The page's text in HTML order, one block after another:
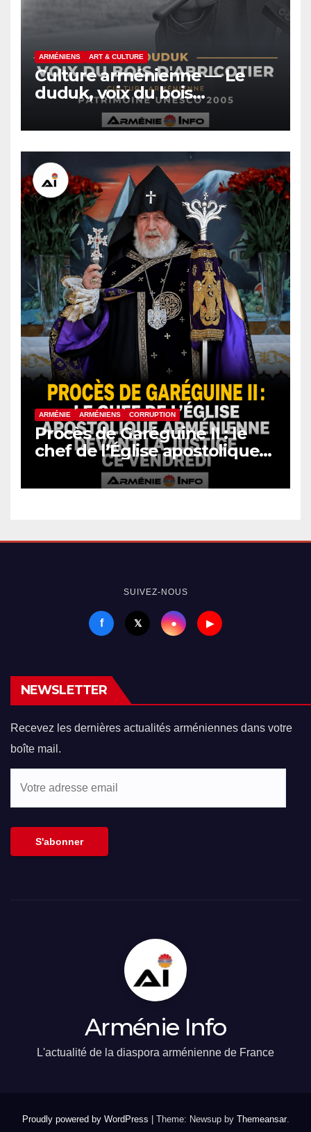
ARMÉNIENS ART & CULTURE
Culture arménienne — Le
duduk, voix du bois
d’abricotier
ARMÉNIE ARMÉNIENS CORRUPTION
Procès de Garéguine II : le
chef de l’Église apostolique
arménienne devant la justice
ce vendredi
SUIVEZ-NOUS
f 𝕏 ● ▶
NEWSLETTER
Recevez les dernières actualités arméniennes dans votre
boîte mail.
S'abonner
Arménie Info
L'actualité de la diaspora arménienne de France
Proudly powered by WordPress Theme: Newsup by Themeansar.